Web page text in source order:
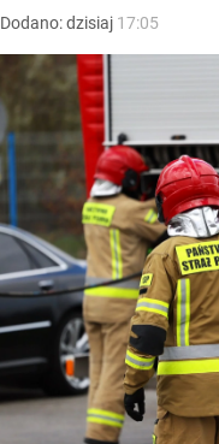
Dodano:dzisiaj 17:05